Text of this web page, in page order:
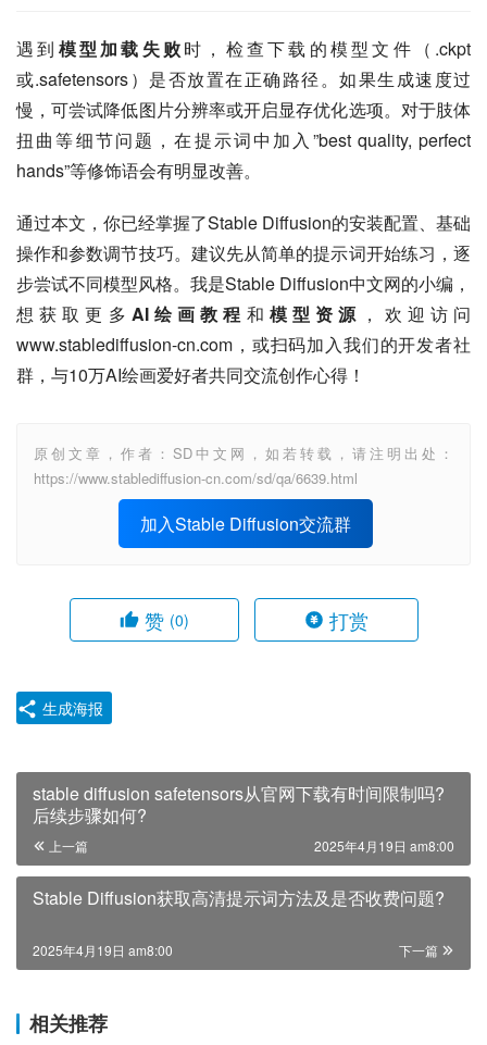
遇到 模型加载失败时，检查下载的模型文件（.ckpt
或.safetensors）是否放置在正确路径。如果生成速度过
慢，可尝试降低图片分辨率或开启显存优化选项。对于肢体
扭曲等细节问题，在提示词中加入”best quality, perfect
hands”等修饰语会有明显改善。
通过本文，你已经掌握了Stable Diffusion的安装配置、基础
操作和参数调节技巧。建议先从简单的提示词开始练习，逐
步尝试不同模型风格。我是Stable Diffusion中文网的小编，
想获取更多 AI绘画教程 和 模型资源 ，欢迎访问
www.stablediffusion-cn.com，或扫码加入我们的开发者社
群，与10万AI绘画爱好者共同交流创作心得！
原创文章，作者：SD中文网，如若转载，请注明出处：
https://www.stablediffusion-cn.com/sd/qa/6639.html
加入Stable Diffusion交流群
赞 (0) 打赏
生成海报
stable diffusion safetensors从官网下载有时间限制吗?
后续步骤如何?
上一篇 2025年4月19日 am8:00
Stable Diffusion获取高清提示词方法及是否收费问题?
下一篇
2025年4月19日 am8:00
相关推荐